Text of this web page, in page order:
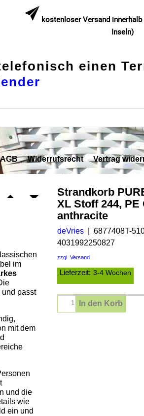
kostenloser Versand
Inseln)
einen
AGB Widerrufsrecht Vertrag
Strandkorb
XL Stoff 244, PE
anthracite
deVries
6877408T-
4031992250827
zzgl. Versand
Lieferzeit: 3-4 Wochen
In den Korb
im
passt
mit dem
und die
wie
ein und